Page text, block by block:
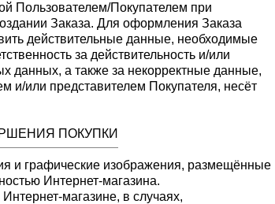
Пользователем/Покупателем при
Заказа. Для оформления Заказа
действительные данные, необходимые
за действительность и/или
данных, а также за некорректные данные,
и/или представителем Покупателя, несёт
ПОКУПКИ
и графические изображения, размещённые
Интернет-магазина.
магазине, в случаях,